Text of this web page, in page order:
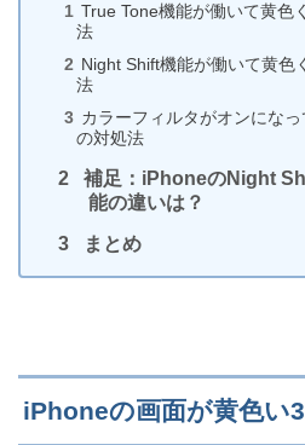
が古いから
因と対処法
Zoom待機室から入れ
iPhoneのカメラが勝
True Tone機能が働いて黄色
法
Night Shift機能が働いて黄色
法
カラーフィルタがオンにな
の対処法
補足：iPhoneのNight
能の違いは？
まとめ
iPhoneの画面が黄色い